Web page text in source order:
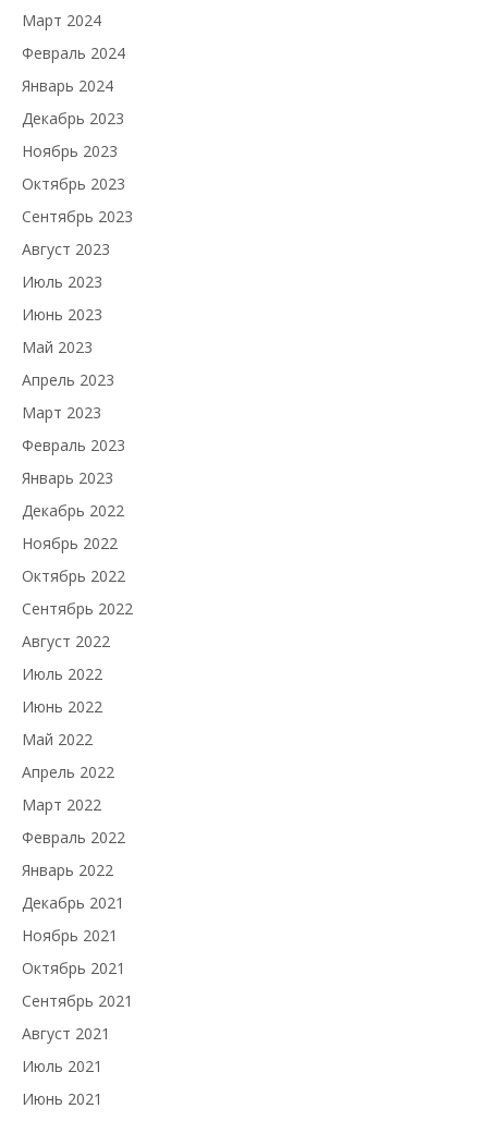
Март 2024
Февраль 2024
Январь 2024
Декабрь 2023
Ноябрь 2023
Октябрь 2023
Сентябрь 2023
Август 2023
Июль 2023
Июнь 2023
Май 2023
Апрель 2023
Март 2023
Февраль 2023
Январь 2023
Декабрь 2022
Ноябрь 2022
Октябрь 2022
Сентябрь 2022
Август 2022
Июль 2022
Июнь 2022
Май 2022
Апрель 2022
Март 2022
Февраль 2022
Январь 2022
Декабрь 2021
Ноябрь 2021
Октябрь 2021
Сентябрь 2021
Август 2021
Июль 2021
Июнь 2021